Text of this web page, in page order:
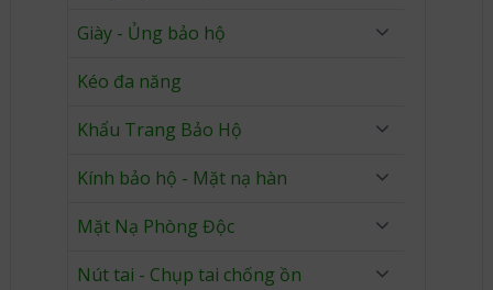
Giày - Ủng bảo hộ
Kéo đa năng
Khẩu Trang Bảo Hộ
Kính bảo hộ - Mặt nạ hàn
Mặt Nạ Phòng Độc
Nút tai - Chụp tai chống ồn